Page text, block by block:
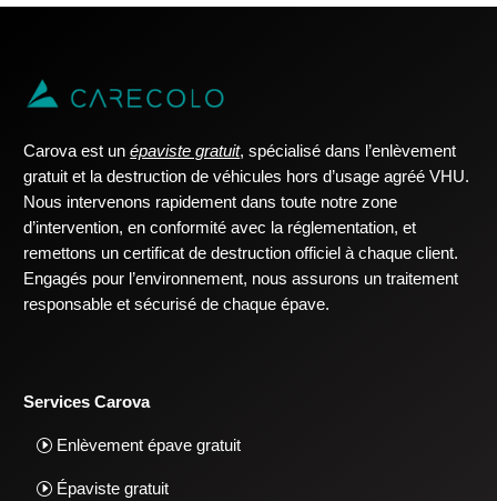
Carova est unépaviste gratuit, spécialisé dans l’enlèvement
gratuit et la destruction de véhicules hors d’usage agréé VHU.
Nous intervenons rapidement dans toute notre zone
d’intervention, en conformité avec la réglementation, et
remettons un certificat de destruction officiel à chaque client.
Engagés pour l’environnement, nous assurons un traitement
responsable et sécurisé de chaque épave.
Services Carova
Enlèvement épave gratuit
Épaviste gratuit